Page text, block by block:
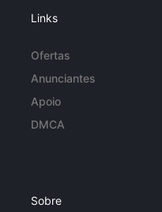
Links
Ofertas
Anunciantes
Apoio
DMCA
Sobre